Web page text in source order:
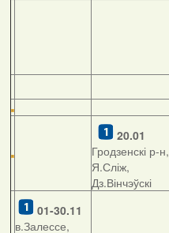
20.01
Гродзенскі р-н,
Я.Сліж,
Дз.Вінчэўскі
01-30.11
в.Залессе,